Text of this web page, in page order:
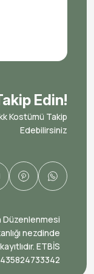
Edin!
Kostümü Takip
Edebilirsiniz
Düzenlenmesi
nezdinde
ETBİS